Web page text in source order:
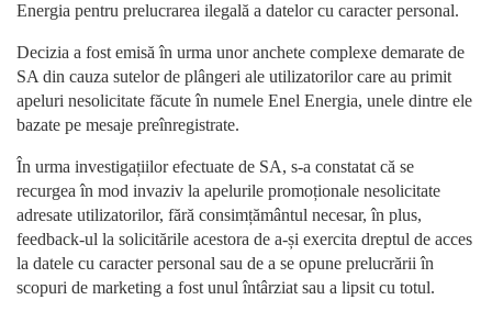
Energia pentru prelucrarea ilegală a datelor cu caracter personal.
Decizia a fost emisă în urma unor anchete complexe demarate de
SA din cauza sutelor de plângeri ale utilizatorilor care au primit
apeluri nesolicitate făcute în numele Enel Energia, unele dintre ele
bazate pe mesaje preînregistrate.
În urma investigațiilor efectuate de SA, s-a constatat că se
recurgea în mod invaziv la apelurile promoționale nesolicitate
adresate utilizatorilor, fără consimțământul necesar, în plus,
feedback-ul la solicitările acestora de a-și exercita dreptul de acces
la datele cu caracter personal sau de a se opune prelucrării în
scopuri de marketing a fost unul întârziat sau a lipsit cu totul.